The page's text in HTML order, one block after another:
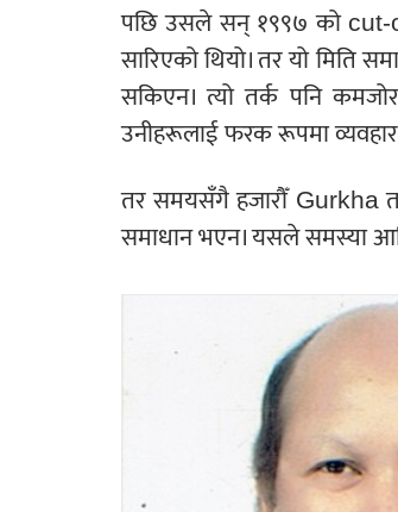
पछि उसले सन् १९९७ को cut-
सारिएको थियो। तर यो मिति
सकिएन। त्यो तर्क पनि
उनीहरूलाई फरक रूपमा व्यवहार
तर समयसँगै हजारौँ Gurkha
समाधान भएन। यसले समस्या